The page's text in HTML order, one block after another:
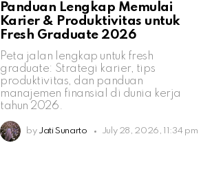
Panduan Lengkap Memulai
Karier & Produktivitas untuk
Fresh Graduate 2026
Peta jalan lengkap untuk fresh
graduate: Strategi karier, tips
produktivitas, dan panduan
manajemen finansial di dunia kerja
tahun 2026.
by Jati Sunarto July 28, 2026, 11:34 pm